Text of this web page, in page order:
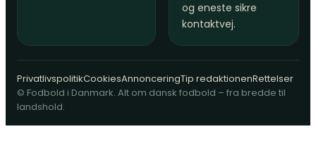
og eneste sikre
kontaktvej.
PrivatlivspolitikCookiesAnnonceringTip redaktionenRettelser
© Fodbold i Danmark. Alt om dansk fodbold – fra bredde til
landshold.